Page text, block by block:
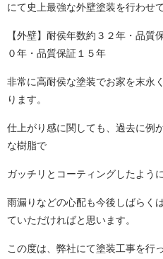
にて史上最強な外壁塗装を行わせ
【外壁】耐侯年数約３２年・品質
０年・品質保証１５年
非常に高耐侯な塗装でお家を末永
ります。
仕上がり感に関しても、過去に例
な樹脂で
ガッチリとコーティングしたよう
雨漏りなどの心配も今後しばらく
ていただければと思います。
この度は、弊社にて塗装工事を行